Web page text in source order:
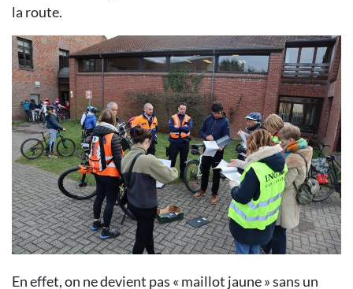
la route.
En effet, on ne devient pas « maillot jaune » sans un